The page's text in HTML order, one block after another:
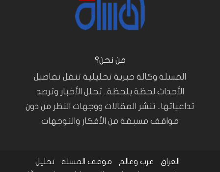
من نحن؟
المسلة وكالة خبرية تحليلية تنقل تفاصيل
الأحداث لحظة بلحظة.. تحلل الأخبار وترصد
تداعياتها.. تنشر المقالات ووجهات النظر من دون
مواقف مسبقة من الأفكار والتوجهات
العراق عرب وعالم موقف المسلة
تحليل